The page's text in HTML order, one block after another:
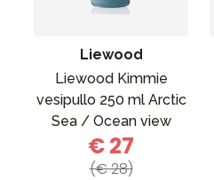
Liewood
Liewood Kimmie
vesipullo 250 ml Arctic
Sea / Ocean view
€ 27
(€ 28)